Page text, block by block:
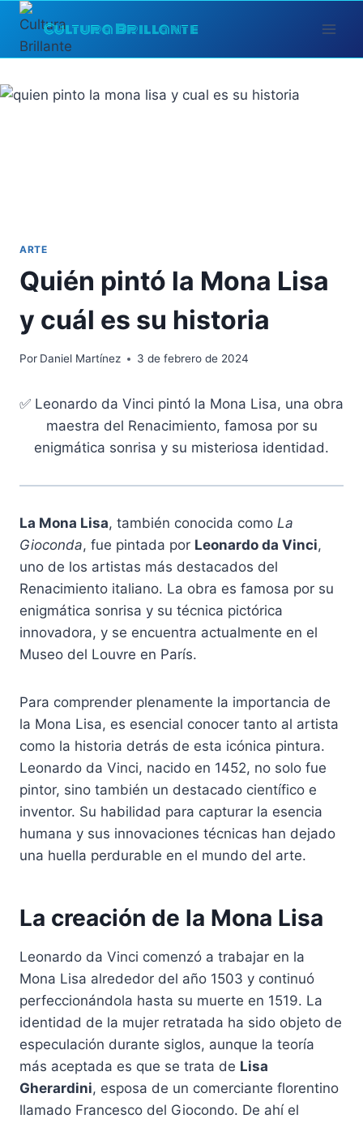
Saltar
contenido
Cultura Brillante
ARTE
Quién pintó la Mona Lisa
y cuál es su historia
Por Daniel Martínez 3 de febrero de 2024
✅ Leonardo da Vinci pintó la Mona Lisa, una obra
maestra del Renacimiento, famosa por su
enigmática sonrisa y su misteriosa identidad.
La Mona Lisa, también conocida como La
Gioconda, fue pintada por Leonardo da Vinci,
uno de los artistas más destacados del
Renacimiento italiano. La obra es famosa por su
enigmática sonrisa y su técnica pictórica
innovadora, y se encuentra actualmente en el
Museo del Louvre en París.
Para comprender plenamente la importancia de
la Mona Lisa, es esencial conocer tanto al artista
como la historia detrás de esta icónica pintura.
Leonardo da Vinci, nacido en 1452, no solo fue
pintor, sino también un destacado científico e
inventor. Su habilidad para capturar la esencia
humana y sus innovaciones técnicas han dejado
una huella perdurable en el mundo del arte.
La creación de la Mona Lisa
Leonardo da Vinci comenzó a trabajar en la
Mona Lisa alrededor del año 1503 y continuó
perfeccionándola hasta su muerte en 1519. La
identidad de la mujer retratada ha sido objeto de
especulación durante siglos, aunque la teoría
más aceptada es que se trata de Lisa
Gherardini, esposa de un comerciante florentino
llamado Francesco del Giocondo. De ahí el